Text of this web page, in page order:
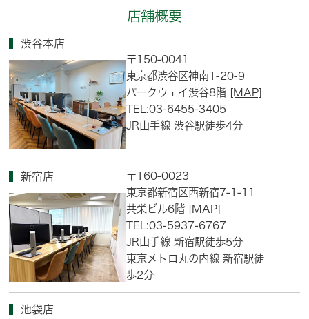
店舗概要
渋谷本店
〒150-0041
東京都渋谷区神南1-20-9
パークウェイ渋谷8階 [MAP]
TEL:03-6455-3405
JR山手線 渋谷駅徒歩4分
新宿店
〒160-0023
東京都新宿区西新宿7-1-11
共栄ビル6階 [MAP]
TEL:03-5937-6767
JR山手線 新宿駅徒歩5分
東京メトロ丸の内線 新宿駅徒
歩2分
池袋店